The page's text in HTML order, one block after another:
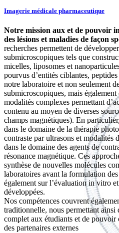
Professeur associé
Global Pharmacy
Description
Accéder
Imagerie médicale pharmaceutique
Notre mission aux et de pouvoir
des lésions et maladies de façon
recherches permettent de
submicroscopiques tels que
micelles, liposomes et
pourvus d’entités ciblantes,
notre laboratoire et non seulement
submicroscopiques, mais
modalités complexes permettant
contenu au moyen de diverses
champs magnétiques). En
dans le domaine de la thérapie
contraste par ultrasons et modalités
dans le domaine des agents de
résonance magnétique. Ces
synthèse de nouvelles molécules
laboratoires avant la formulation
également sur l’évaluation in vitro
développées.
Nos compétences couvrent
traditionnelle, nous permettant ainsi
complet aux étudiants et de
des partenaires externes